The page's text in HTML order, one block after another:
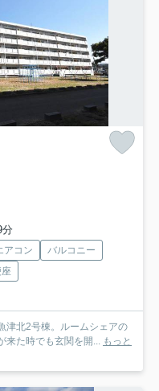
分
アコン
バルコニー
津北2号棟。ルームシェアの
来た時でも玄関を開... もっと